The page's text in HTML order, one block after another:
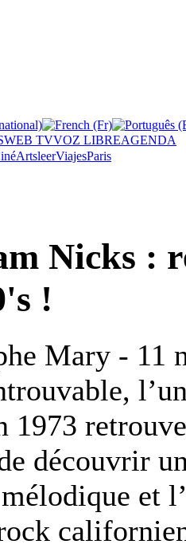
WEB TVVOZ LIBREAGENDA
ArtsleerViajesParis
Nicks :
!
Mary - 11
1973
découvrir
et